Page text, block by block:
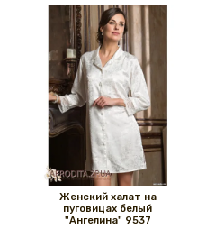
Женский халат на
пуговицах белый
"Ангелина" 9537